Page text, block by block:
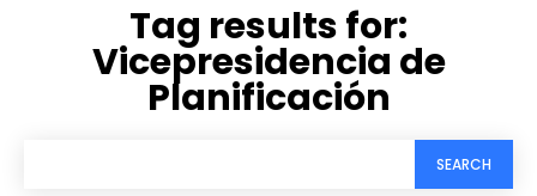
Tag results for:
Vicepresidencia de
Planificación
SEARCH